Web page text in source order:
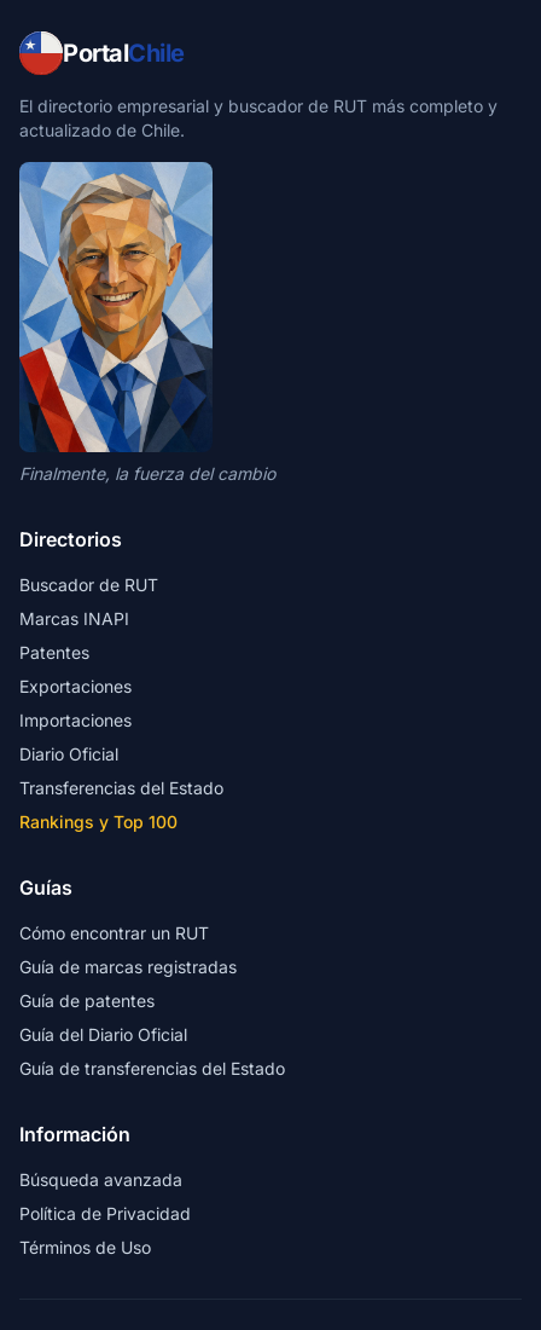
PortalChile
El directorio empresarial y buscador de RUT más completo y
actualizado de Chile.
Finalmente, la fuerza del cambio
Directorios
Buscador de RUT
Marcas INAPI
Patentes
Exportaciones
Importaciones
Diario Oficial
Transferencias del Estado
Rankings y Top 100
Guías
Cómo encontrar un RUT
Guía de marcas registradas
Guía de patentes
Guía del Diario Oficial
Guía de transferencias del Estado
Información
Búsqueda avanzada
Política de Privacidad
Términos de Uso